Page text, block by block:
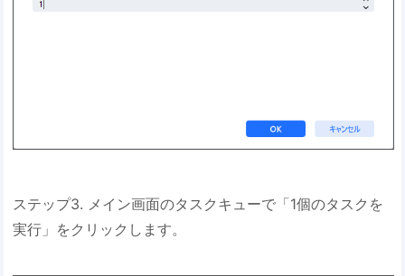
ステップ3. メイン画面のタスクキューで「1個のタスクを
実行」をクリックします。